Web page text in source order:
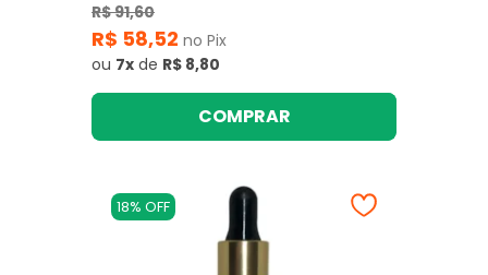
R$ 91,60
R$ 58,52 no Pix
ou 7x de R$ 8,80
COMPRAR
18% OFF